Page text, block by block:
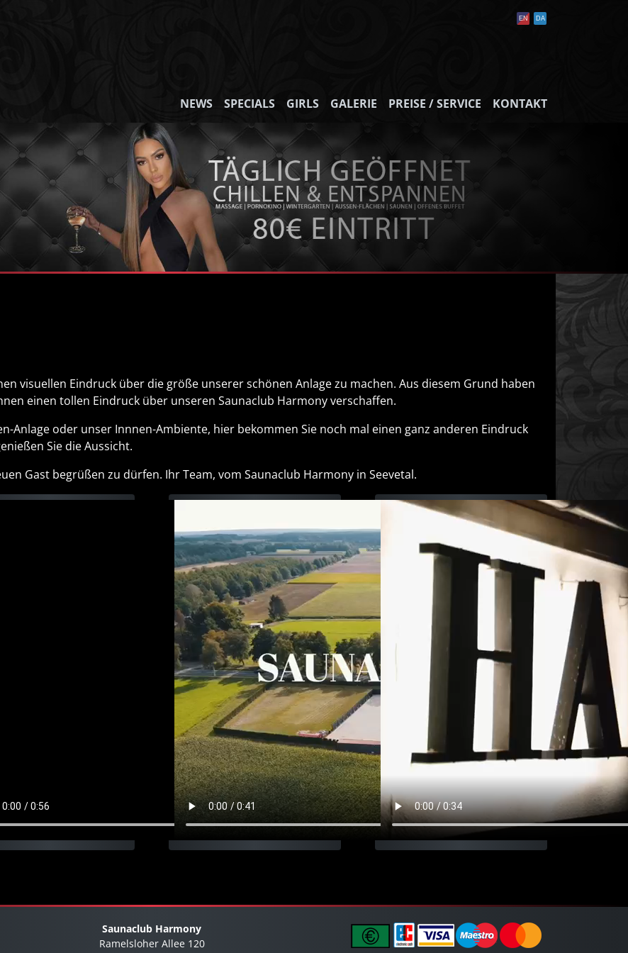
NEWS SPECIALS GIRLS GALERIE PREISE / SERVICE KONTAKT
visuellen Eindruck über die größe unserer schönen Anlage zu machen. Aus diesem Grund haben
einen tollen Eindruck über unseren Saunaclub Harmony verschaffen.
Anlage oder unser Innnen-Ambiente, hier bekommen Sie noch mal einen ganz anderen Eindruck
Sie die Aussicht.
Gast begrüßen zu dürfen. Ihr Team, vom Saunaclub Harmony in Seevetal.
Saunaclub Harmony
Ramelsloher Allee 120